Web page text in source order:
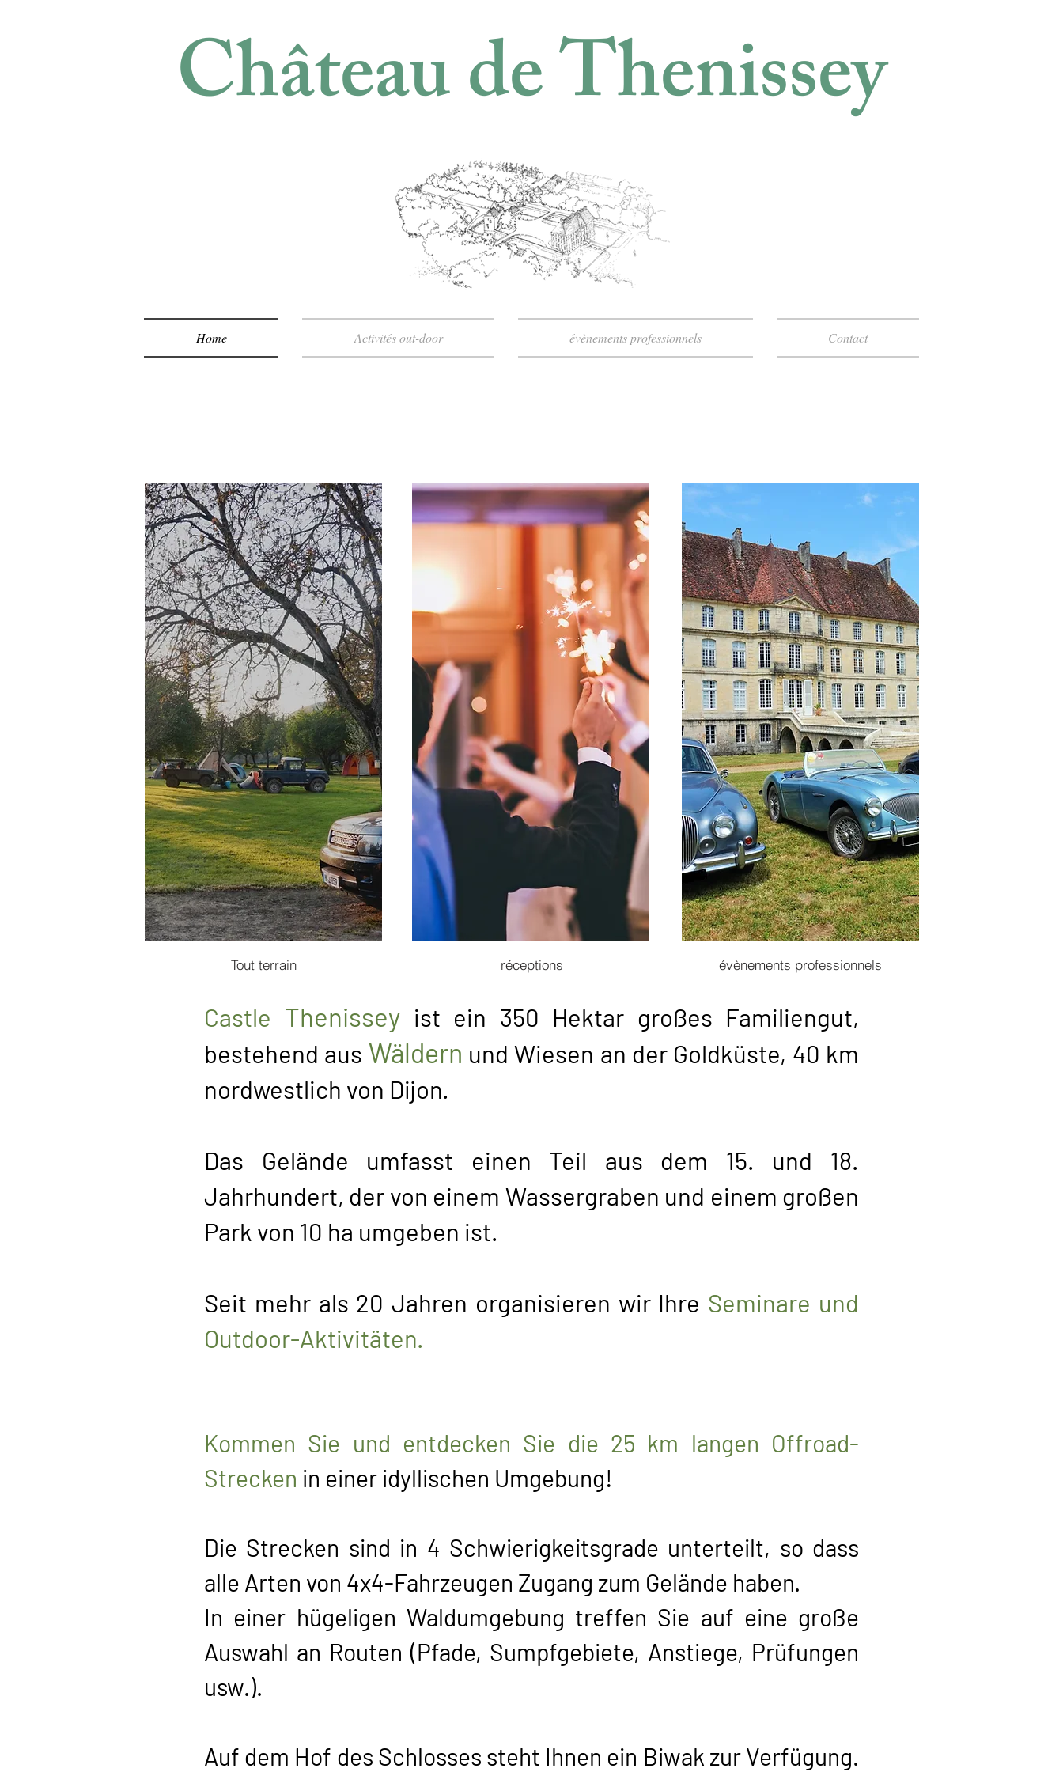
Château de Thenissey
Home Activités out-door évènements professionnels Contact
Tout terrain réceptions évènements professionnels
Castle Thenissey ist ein 350 Hektar großes Familiengut,
bestehend aus Wäldern und Wiesen an der Goldküste, 40 km
nordwestlich von Dijon.
Das Gelände umfasst einen Teil aus dem 15. und 18.
Jahrhundert, der von einem Wassergraben und einem großen
Park von 10 ha umgeben ist.
Seit mehr als 20 Jahren organisieren wir Ihre Seminare und
Outdoor-Aktivitäten.
Kommen Sie und entdecken Sie die 25 km langen Offroad-
Strecken in einer idyllischen Umgebung!
Die Strecken sind in 4 Schwierigkeitsgrade unterteilt, so dass
alle Arten von 4x4-Fahrzeugen Zugang zum Gelände haben.
In einer hügeligen Waldumgebung treffen Sie auf eine große
Auswahl an Routen (Pfade, Sumpfgebiete, Anstiege, Prüfungen
usw.).
Auf dem Hof ​​des Schlosses steht Ihnen ein Biwak zur Verfügung.